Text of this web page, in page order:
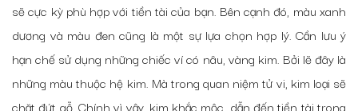
sẽ cực kỳ phù hợp với tiền tài của bạn. Bên cạnh đó, màu xanh
dương và màu đen cũng là một sự lựa chọn hợp lý. Cần lưu ý
hạn chế sử dụng những chiếc ví có nâu, vàng kim. Bởi lẽ đây là
những màu thuộc hệ kim. Mà trong quan niệm tử vi, kim loại sẽ
chặt đứt gỗ. Chính vì vậy, kim khắc mộc, dẫn đến tiền tài trong